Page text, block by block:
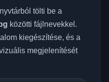
tölti be a
közötti fájlnevekkel.
kiegészítése, és a
megjelenítését